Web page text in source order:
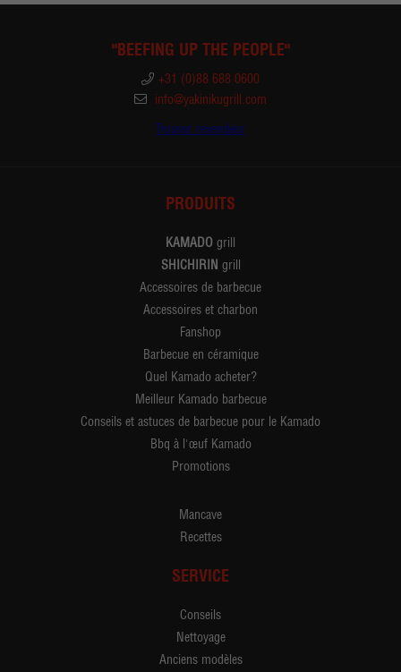
"BEEFING UP THE PEOPLE"
+31 (0)88 688 0600
info@yakinikugrill.com
Trouver revendeur
PRODUITS
KAMADO grill
SHICHIRIN grill
Accessoires de barbecue
Accessoires et charbon
Fanshop
Barbecue en céramique
Quel Kamado acheter?
Meilleur Kamado barbecue
Conseils et astuces de barbecue pour le Kamado
Bbq à l'œuf Kamado
Promotions
Mancave
Recettes
SERVICE
Conseils
Nettoyage
Anciens modèles